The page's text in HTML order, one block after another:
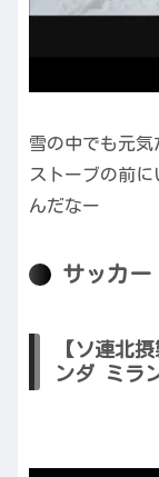
雪の中でも元気
ストーブの前
んだなー
サッカー
【ソ連北
ンダ ミラ